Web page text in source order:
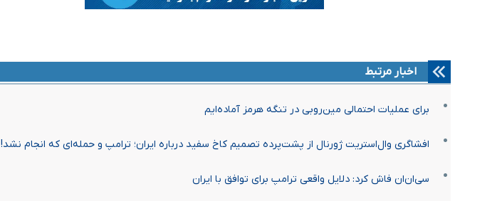
اخبار مرتبط
برای عملیات احتمالی مین‌روبی در تنگه هرمز آماده‌ایم
افشاگری وال‌استریت ژورنال از پشت‌پرده تصمیم کاخ سفید درباره ایران؛ ترامپ و حمله‌ای که انجام نشد!
سی‌ان‌ان فاش کرد: دلایل واقعی ترامپ برای توافق با ایران